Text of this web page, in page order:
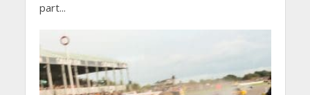
part...